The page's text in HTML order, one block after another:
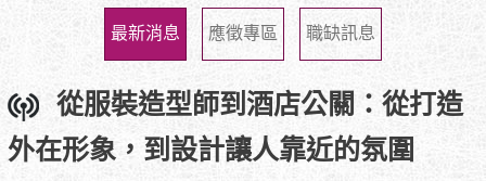
最新消息 應徵專區 職缺訊息
從服裝造型師到酒店公關：從打造
外在形象，到設計讓人靠近的氛圍